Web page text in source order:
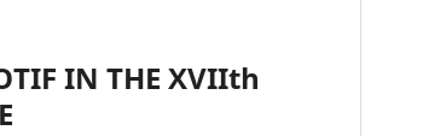
IN THE XVIIth